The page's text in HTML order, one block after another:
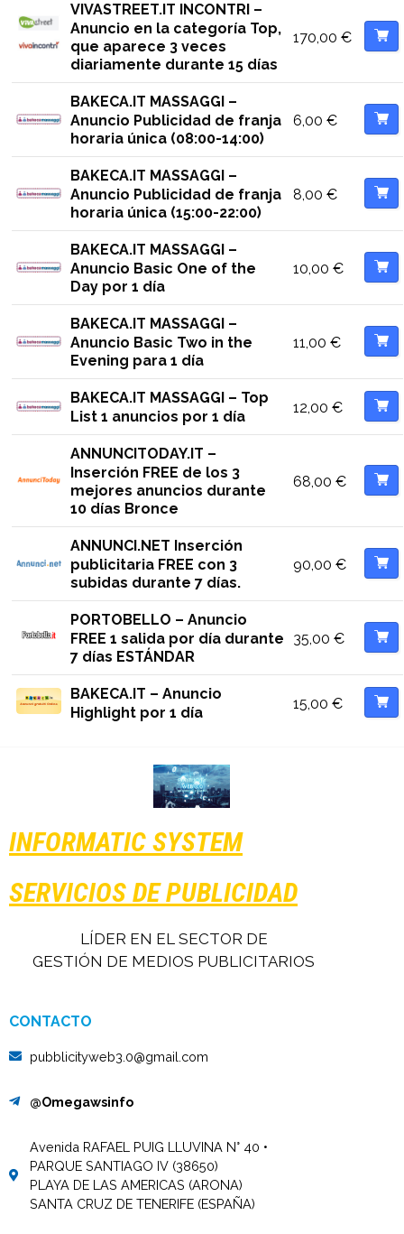
VIVASTREET.IT INCONTRI –
Anuncio en la categoría Top,
que aparece 3 veces
diariamente durante 15 días
170,00 €
BAKECA.IT MASSAGGI –
Anuncio Publicidad de franja
horaria única (08:00-14:00)
6,00 €
BAKECA.IT MASSAGGI –
Anuncio Publicidad de franja
horaria única (15:00-22:00)
8,00 €
BAKECA.IT MASSAGGI –
Anuncio Basic One of the
Day por 1 día
10,00 €
BAKECA.IT MASSAGGI –
Anuncio Basic Two in the
Evening para 1 día
11,00 €
BAKECA.IT MASSAGGI – Top
List 1 anuncios por 1 día
12,00 €
ANNUNCITODAY.IT –
Inserción FREE de los 3
mejores anuncios durante
10 días Bronce
68,00 €
ANNUNCI.NET Inserción
publicitaria FREE con 3
subidas durante 7 días.
90,00 €
PORTOBELLO – Anuncio
FREE 1 salida por día durante
7 días ESTÁNDAR
35,00 €
BAKECA.IT – Anuncio
Highlight por 1 día
15,00 €
INFORMATIC SYSTEM
SERVICIOS DE PUBLICIDAD
LÍDER EN EL SECTOR DE
GESTIÓN DE MEDIOS PUBLICITARIOS
CONTACTO
pubblicityweb3.0@gmail.com
@Omegawsinfo
Avenida RAFAEL PUIG LLUVINA N° 40 •
PARQUE SANTIAGO IV (38650)
PLAYA DE LAS AMERICAS (ARONA)
SANTA CRUZ DE TENERIFE (ESPAÑA)